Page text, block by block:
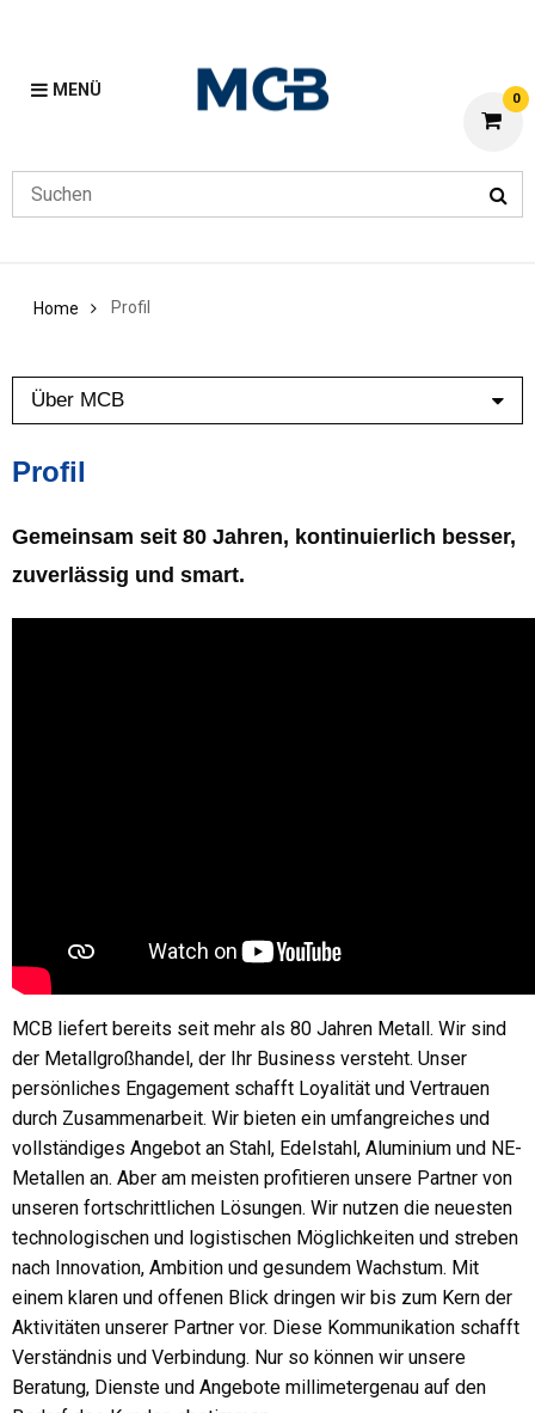
MENÜ 0
Home Profil
Über MCB
News
Unsere Produktspezialisten
Branchen
Profil
Gemeinsam seit 80 Jahren, kontinuierlich besser,
zuverlässig und smart.
MCB liefert bereits seit mehr als 80 Jahren Metall. Wir sind
der Metallgroßhandel, der Ihr Business versteht. Unser
persönliches Engagement schafft Loyalität und Vertrauen
durch Zusammenarbeit. Wir bieten ein umfangreiches und
vollständiges Angebot an Stahl, Edelstahl, Aluminium und NE-
Metallen an. Aber am meisten profitieren unsere Partner von
unseren fortschrittlichen Lösungen. Wir nutzen die neuesten
technologischen und logistischen Möglichkeiten und streben
nach Innovation, Ambition und gesundem Wachstum. Mit
einem klaren und offenen Blick dringen wir bis zum Kern der
Aktivitäten unserer Partner vor. Diese Kommunikation schafft
Verständnis und Verbindung. Nur so können wir unsere
Beratung, Dienste und Angebote millimetergenau auf den